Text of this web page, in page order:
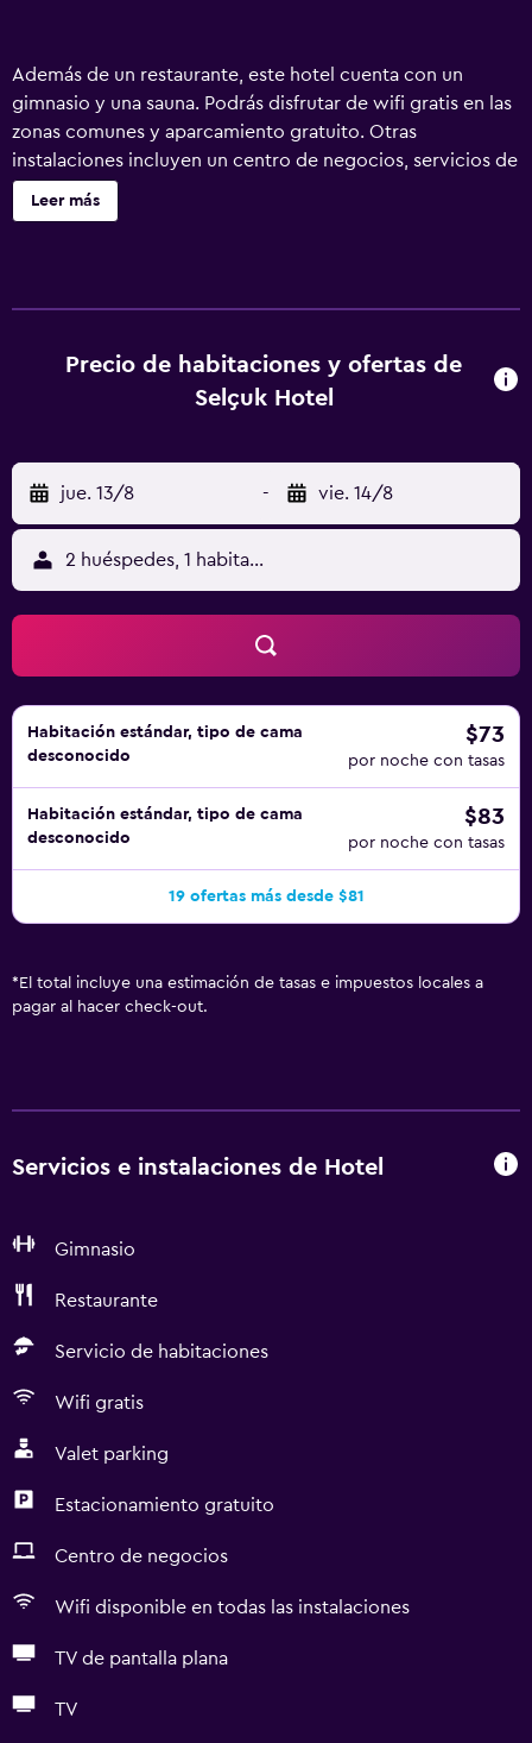
Además de un restaurante, este hotel cuenta con un
gimnasio y una sauna. Podrás disfrutar de wifi gratis en las
zonas comunes y aparcamiento gratuito. Otras
instalaciones incluyen un centro de negocios, servicios de
conserjería y servicio de tintorería. Selcuk Hotel ofrece
100 alojamientos con botella de agua gratuita y zapatillas.
escritorio y teléfono. Se ofrece servicio de limpieza todos
los días. Los servicios de ocio y esparcimiento en este
abajo en las instalaciones o cerca del alojamiento (es
posible que se aplique un recargo).
Leer más
Precio de habitaciones y ofertas de
Selçuk Hotel
jue. 13/8 - vie. 14/8
2 huéspedes, 1 habitación
Habitación estándar, tipo de cama
desconocido
$73
por noche con tasas
Habitación estándar, tipo de cama
desconocido
$83
por noche con tasas
19 ofertas más desde $81
* El total incluye una estimación de tasas e impuestos locales a
pagar al hacer check-out.
Servicios e instalaciones de Hotel
Gimnasio
Restaurante
Servicio de habitaciones
Wifi gratis
Valet parking
Estacionamiento gratuito
Centro de negocios
Wifi disponible en todas las instalaciones
TV de pantalla plana
TV